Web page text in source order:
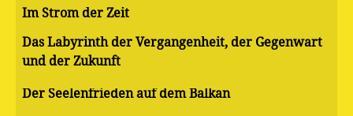
Im Strom der Zeit
Das Labyrinth der Vergangenheit, der Gegenwart
und der Zukunft
Der Seelenfrieden auf dem Balkan